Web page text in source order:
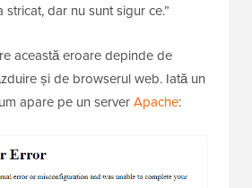
stricat, dar nu sunt sigur ce.”
această eroare depinde de
și de browserul web. Iată un
apare pe un serverApache: